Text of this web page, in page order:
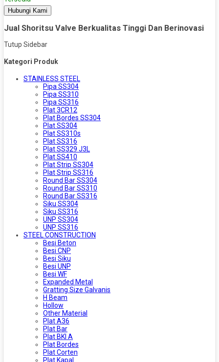
Hubungi Kami
Jual Shoritsu Valve Berkualitas Tinggi Dan Berinovasi
Tutup Sidebar
Kategori Produk
STAINLESS STEEL
Pipa SS304
Pipa SS310
Pipa SS316
Plat 3CR12
Plat Bordes SS304
Plat SS304
Plat SS310s
Plat SS316
Plat SS329 J3L
Plat SS410
Plat Strip SS304
Plat Strip SS316
Round Bar SS304
Round Bar SS310
Round Bar SS316
Siku SS304
Siku SS316
UNP SS304
UNP SS316
STEEL CONSTRUCTION
Besi Beton
Besi CNP
Besi Siku
Besi UNP
Besi WF
Expanded Metal
Gratting Size Galvanis
H Beam
Hollow
Other Material
Plat A36
Plat Bar
Plat BKI A
Plat Bordes
Plat Corten
Plat Kapal